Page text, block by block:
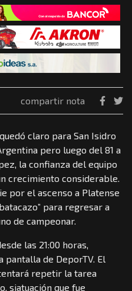
compartir nota
claro para San Isidro
pero luego del 81 a
la confianza del equipo
crecimiento considerable.
por el ascenso a Platense
para regresar a
de campeonar.
las 21:00 horas,
pantalla de DeporTV. El
repetir la tarea
siatuación que fue